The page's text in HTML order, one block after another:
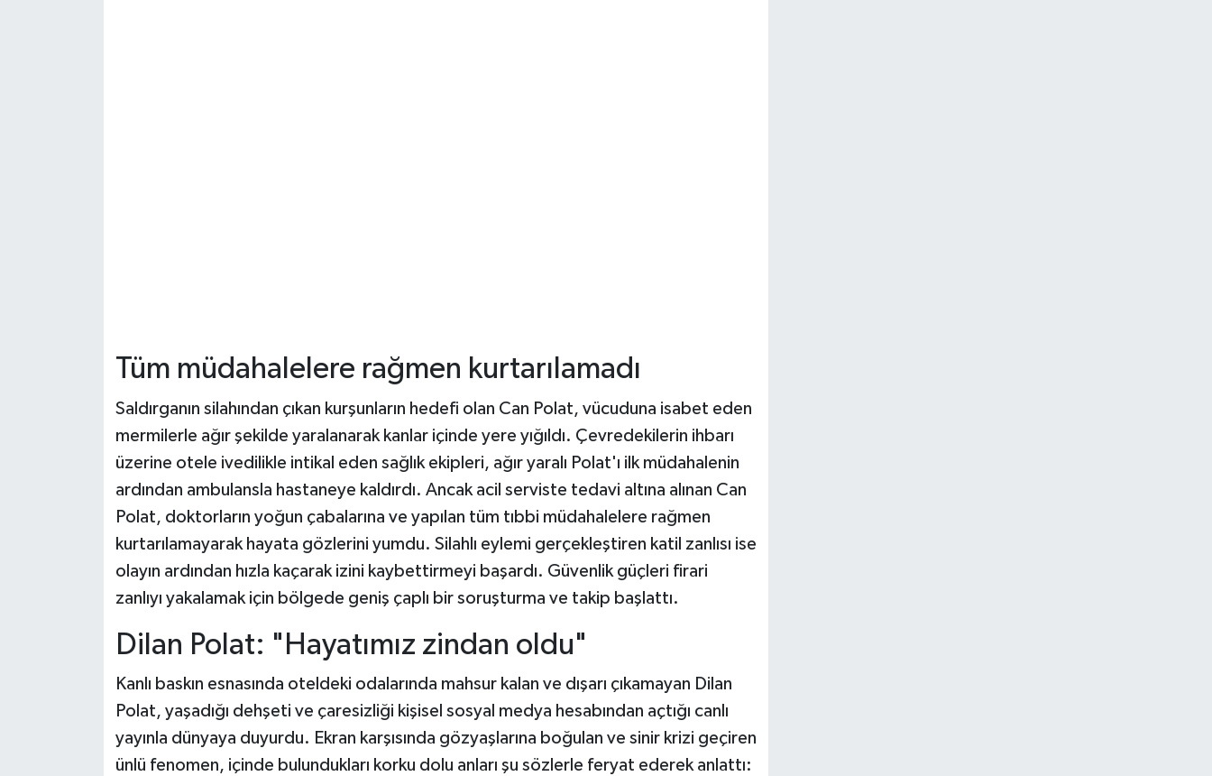
Tüm müdahalelere rağmen kurtarılamadı
Saldırganın silahından çıkan kurşunların hedefi olan Can Polat, vücuduna isabet eden
mermilerle ağır şekilde yaralanarak kanlar içinde yere yığıldı. Çevredekilerin ihbarı
üzerine otele ivedilikle intikal eden sağlık ekipleri, ağır yaralı Polat'ı ilk müdahalenin
ardından ambulansla hastaneye kaldırdı. Ancak acil serviste tedavi altına alınan Can
Polat, doktorların yoğun çabalarına ve yapılan tüm tıbbi müdahalelere rağmen
kurtarılamayarak hayata gözlerini yumdu. Silahlı eylemi gerçekleştiren katil zanlısı ise
olayın ardından hızla kaçarak izini kaybettirmeyi başardı. Güvenlik güçleri firari
zanlıyı yakalamak için bölgede geniş çaplı bir soruşturma ve takip başlattı.
Dilan Polat: "Hayatımız zindan oldu"
Kanlı baskın esnasında oteldeki odalarında mahsur kalan ve dışarı çıkamayan Dilan
Polat, yaşadığı dehşeti ve çaresizliği kişisel sosyal medya hesabından açtığı canlı
yayınla dünyaya duyurdu. Ekran karşısında gözyaşlarına boğulan ve sinir krizi geçiren
ünlü fenomen, içinde bulundukları korku dolu anları şu sözlerle feryat ederek anlattı: